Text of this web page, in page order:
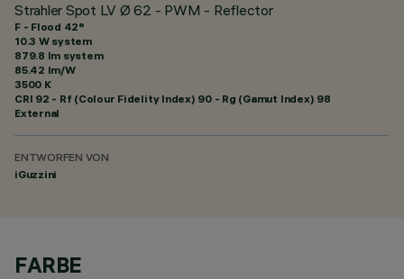
Strahler Spot LV Ø 62 - PWM - Reflector
F - Flood 42°
10.3 W system
879.8 lm system
85.42 lm/W
3500 K
CRI 92 - Rf (Colour Fidelity Index) 90 - Rg (Gamut Index) 98
External
ENTWORFEN VON
iGuzzini
FARBE